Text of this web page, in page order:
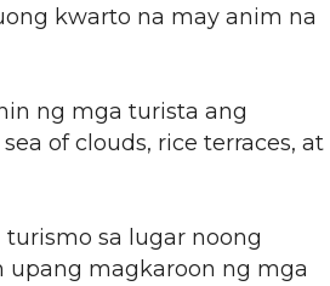
kwarto na may anim na
ng mga turista ang
of clouds, rice terraces, at
sa lugar noong
upang magkaroon ng mga